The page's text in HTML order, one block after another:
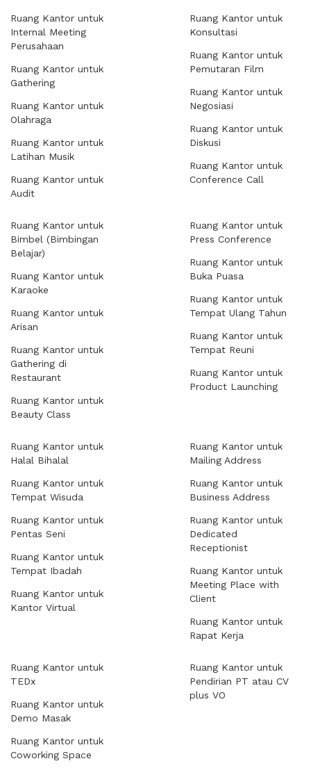
Ruang Kantor untuk
Internal Meeting
Perusahaan
Ruang Kantor untuk
Gathering
Ruang Kantor untuk
Olahraga
Ruang Kantor untuk
Latihan Musik
Ruang Kantor untuk
Audit
Ruang Kantor untuk
Konsultasi
Ruang Kantor untuk
Pemutaran Film
Ruang Kantor untuk
Negosiasi
Ruang Kantor untuk
Diskusi
Ruang Kantor untuk
Conference Call
Ruang Kantor untuk
Bimbel (Bimbingan
Belajar)
Ruang Kantor untuk
Karaoke
Ruang Kantor untuk
Arisan
Ruang Kantor untuk
Gathering di
Restaurant
Ruang Kantor untuk
Beauty Class
Ruang Kantor untuk
Press Conference
Ruang Kantor untuk
Buka Puasa
Ruang Kantor untuk
Tempat Ulang Tahun
Ruang Kantor untuk
Tempat Reuni
Ruang Kantor untuk
Product Launching
Ruang Kantor untuk
Halal Bihalal
Ruang Kantor untuk
Tempat Wisuda
Ruang Kantor untuk
Pentas Seni
Ruang Kantor untuk
Tempat Ibadah
Ruang Kantor untuk
Kantor Virtual
Ruang Kantor untuk
Mailing Address
Ruang Kantor untuk
Business Address
Ruang Kantor untuk
Dedicated
Receptionist
Ruang Kantor untuk
Meeting Place with
Client
Ruang Kantor untuk
Rapat Kerja
Ruang Kantor untuk
TEDx
Ruang Kantor untuk
Demo Masak
Ruang Kantor untuk
Coworking Space
Ruang Kantor untuk
Pendirian PT atau CV
plus VO